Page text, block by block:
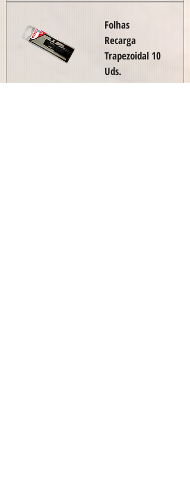
Folhas
Recarga
Trapezoidal 10
Uds.